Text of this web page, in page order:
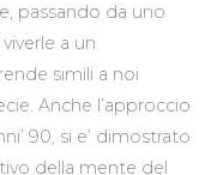
passando da uno
a un
simili a noi
Anche l’approccio
90, si e’ dimostrato
della mente del